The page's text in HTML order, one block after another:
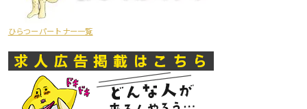
ひらつーパートナー一覧